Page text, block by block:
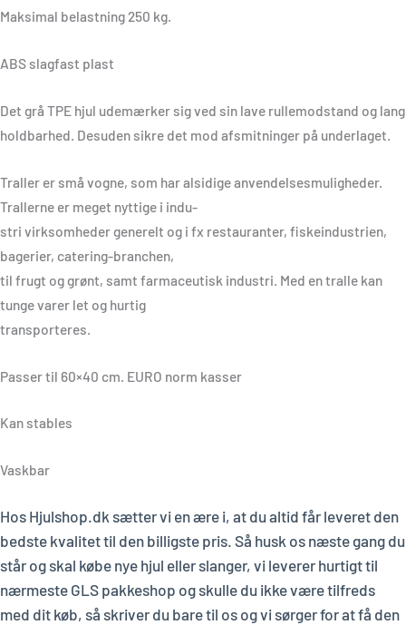
Maksimal belastning 250 kg.
ABS slagfast plast
Det grå TPE hjul udemærker sig ved sin lave rullemodstand og lang
holdbarhed. Desuden sikre det mod afsmitninger på underlaget.
Traller er små vogne, som har alsidige anvendelsesmuligheder.
Trallerne er meget nyttige i indu-
stri virksomheder generelt og i fx restauranter, fiskeindustrien,
bagerier, catering-branchen,
til frugt og grønt, samt farmaceutisk industri. Med en tralle kan
tunge varer let og hurtig
transporteres.
Passer til 60×40 cm. EURO norm kasser
Kan stables
Vaskbar
Hos Hjulshop.dk sætter vi en ære i, at du altid får leveret den
bedste kvalitet til den billigste pris. Så husk os næste gang du
står og skal købe nye hjul eller slanger, vi leverer hurtigt til
nærmeste GLS pakkeshop og skulle du ikke være tilfreds
med dit køb, så skriver du bare til os og vi sørger for at få den